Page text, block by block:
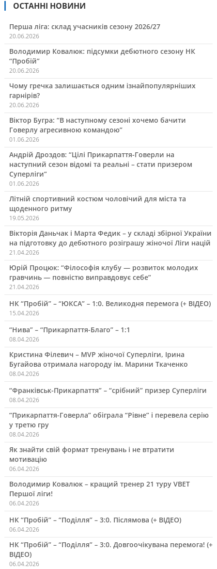
ОСТАННІ НОВИНИ
Перша ліга: склад учасників сезону 2026/27
20.06.2026
Володимир Ковалюк: підсумки дебютного сезону НК
“Пробій”
20.06.2026
Чому гречка залишається одним ізнайпопулярніших
гарнірів?
20.06.2026
Віктор Бугра: “В наступному сезоні хочемо бачити
Говерлу агресивною командою”
01.06.2026
Андрій Дроздов: “Цілі Прикарпаття-Говерли на
наступний сезон відомі та реальні – стати призером
Суперліги”
01.06.2026
Літній спортивний костюм чоловічий для міста та
щоденного ритму
19.05.2026
Вікторія Даньчак і Марта Федик – у складі збірної України
на підготовку до дебютного розіграшу жіночої Ліги націй
21.04.2026
Юрій Процюк: “Філософія клубу — розвиток молодих
гравчинь — повністю виправдовує себе”
21.04.2026
НК “Пробій” – “ЮКСА” – 1:0. Великодня перемога (+ ВІДЕО)
15.04.2026
“Нива” – “Прикарпаття-Благо” – 1:1
08.04.2026
Кристина Філевич – MVP жіночої Суперліги, Ірина
Бугайова отримала нагороду ім. Марини Ткаченко
08.04.2026
“Франківськ-Прикарпаття” – “срібний” призер Суперліги
08.04.2026
“Прикарпаття-Говерла” обіграла “Рівне” і перевела серію
у третю гру
08.04.2026
Як знайти свій формат тренувань і не втратити
мотивацію
06.04.2026
Володимир Ковалюк – кращий тренер 21 туру VBET
Першої ліги!
06.04.2026
НК “Пробій” – “Поділля” – 3:0. Післямова (+ ВІДЕО)
06.04.2026
НК “Пробій” – “Поділля” – 3:0. Довгоочікувана перемога! (+
ВІДЕО)
06.04.2026